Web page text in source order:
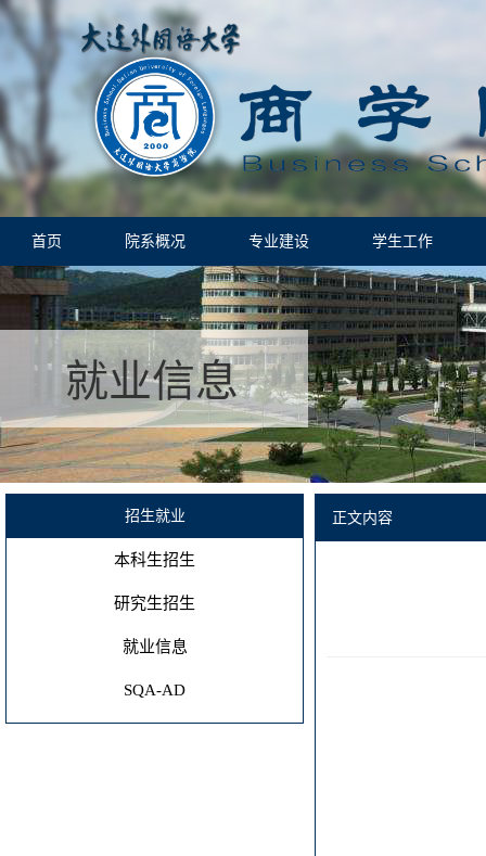
首页 院系概况 专业建设 学生工作
就业信息
招生就业
本科生招生
研究生招生
就业信息
SQA-AD
正文内容